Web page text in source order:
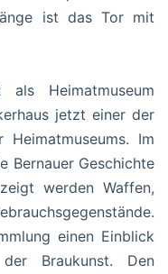
ist das Tor mit
Heimatmuseum
jetzt einer der
Im
Bernauer Geschichte
werden Waffen,
einen Einblick
Braukunst. Den